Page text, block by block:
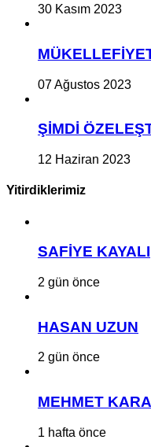
30 Kasım 2023
07 Ağustos 2023
ŞİMDİ
12 Haziran 2023
Yitirdiklerimiz
SAFİYE KAYALI
2 gün önce
HASAN UZUN
2 gün önce
MEHMET
1 hafta önce